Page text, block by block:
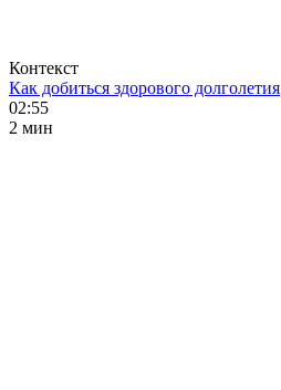
Контекст
Как добиться здорового долголетия
02:55
2 мин